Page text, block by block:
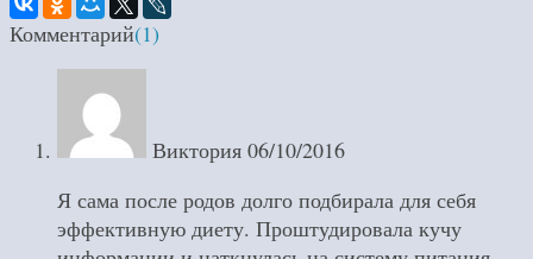
Комментарий(1)
Виктория 06/10/2016
Я сама после родов долго подбирала для себя
эффективную диету. Проштудировала кучу